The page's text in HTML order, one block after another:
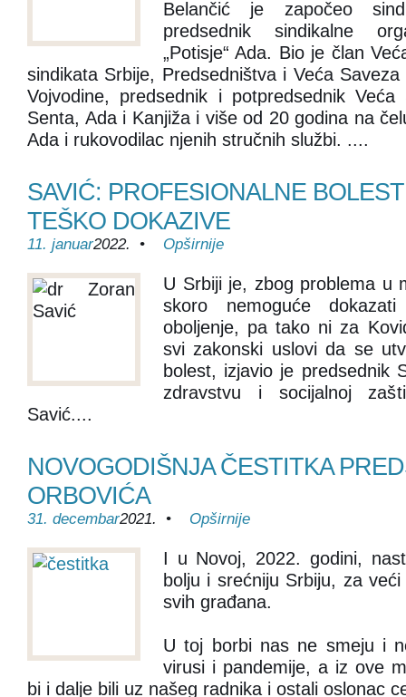
Belančić je započeo
predsednik sindikalne
„Potisje“ Ada. Bio je član
sindikata Srbije, Predsedništva i Veća
Vojvodine, predsednik i potpredsednik
Senta, Ada i Kanjiža i više od 20 godina na
Ada i rukovodilac njenih stručnih službi. ....
SAVIĆ: PROFESIONALNE
TEŠKO DOKAZIVE
11. januar2022. • Opširnije
U Srbiji je, zbog problema u
skoro nemoguće
oboljenje, pa tako ni za
svi zakonski uslovi da se
bolest, izjavio je predsednik
zdravstvu i socijalnoj
Savić....
NOVOGODIŠNJA ČESTITKA
ORBOVIĆA
31. decembar2021. • Opširnije
I u Novoj, 2022. godini,
bolju i srećniju Srbiju, za
svih građana.
U toj borbi nas ne smeju i
virusi i pandemije, a iz ove
bi i dalje bili uz našeg radnika i ostali oslonac